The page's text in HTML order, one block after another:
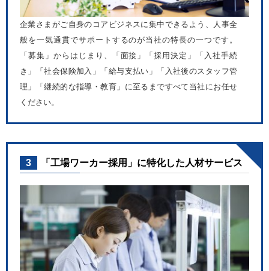
企業さまがご自身のコアビジネスに集中できるよう、人事全
般を一気通貫でサポートするのが当社の特長の一つです。
「募集」からはじまり、「面接」「採用決定」「入社手続
き」「社会保険加入」「給与支払い」「入社後のスタッフ管
理」「継続的な指導・教育」に至るまですべて当社にお任せ
ください。
3 「工場ワーカー採用」に特化した人材サービス